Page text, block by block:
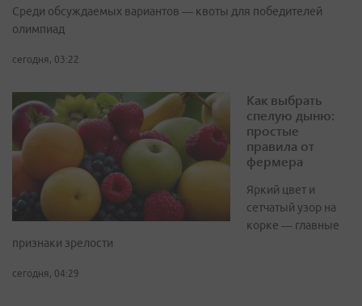
Среди обсуждаемых вариантов — квоты для победителей
олимпиад
сегодня, 03:22
Как выбрать
спелую дыню:
простые
правила от
фермера
Яркий цвет и
сетчатый узор на
корке — главные
признаки зрелости
сегодня, 04:29